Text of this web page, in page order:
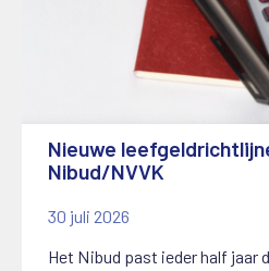
Nieuwe
Nibud/NVVK
30 juli 2026
Het Nibud past ieder half jaar